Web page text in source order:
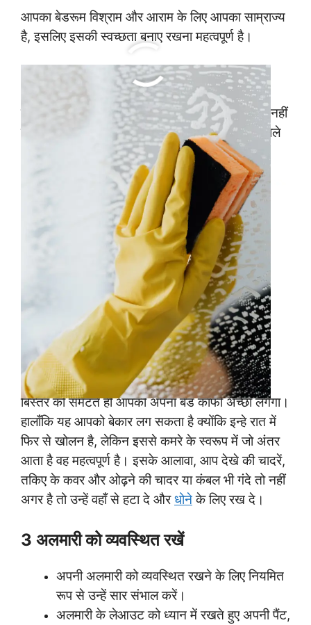
आपका बेडरूम विश्राम और आराम के लिए आपका साम्राज्य
है, इसलिए इसकी स्वच्छता बनाए रखना महत्वपूर्ण है।
1 अस्त-व्यस्त और बेकार चीजो को हटाए
उन वस्तुओं को हटाकर शुरुआत करें जो अपनी जगह पर नहीं
है या अनावश्यक हैं। फालतू पड़ी वस्तु को कूड़े दान में डाले
और काम की चीजों को उनके स्थान पर रख दे।
2 बिस्तर समेटे
बिस्तर को समेटते ही आपकी अपना बेड काफी अच्छा लगेगा।
हालाँकि यह आपको बेकार लग सकता है क्योंकि इन्हे रात में
फिर से खोलन है, लेकिन इससे कमरे के स्वरूप में जो अंतर
आता है वह महत्वपूर्ण है। इसके आलावा, आप देखे की चादरें,
तकिए के कवर और ओढ़ने की चादर या कंबल भी गंदे तो नहीं
अगर है तो उन्हें वहाँ से हटा दे औरधोनेके लिए रख दे।
3 अलमारी को व्यवस्थित रखें
अपनी अलमारी को व्यवस्थित रखने के लिए नियमित
रूप से उन्हें सार संभाल करें।
अलमारी के लेआउट को ध्यान में रखते हुए अपनी पैंट,